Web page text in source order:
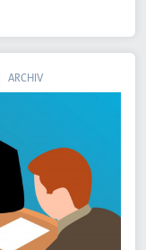
ARCHIV